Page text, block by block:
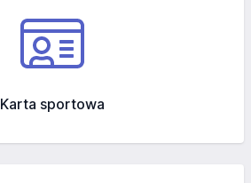
Karta sportowa